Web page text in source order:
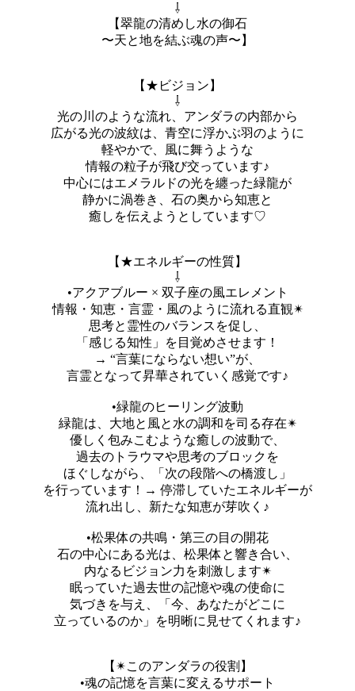
⇩
【翠龍の清めし水の御石
〜天と地を結ぶ魂の声〜】
【★ビジョン】
⇩
光の川のような流れ、アンダラの内部から
広がる光の波紋は、青空に浮かぶ羽のように
軽やかで、風に舞うような
情報の粒子が飛び交っています♪
中心にはエメラルドの光を纏った緑龍が
静かに渦巻き、石の奥から知恵と
癒しを伝えようとしています♡
【★エネルギーの性質】
⇩
•アクアブルー × 双子座の風エレメント
情報・知恵・言霊・風のように流れる直観✴︎
思考と霊性のバランスを促し、
「感じる知性」を目覚めさせます！
→ “言葉にならない想い”が、
言霊となって昇華されていく感覚です♪
•緑龍のヒーリング波動
緑龍は、大地と風と水の調和を司る存在✴︎
優しく包みこむような癒しの波動で、
過去のトラウマや思考のブロックを
ほぐしながら、「次の段階への橋渡し」
を行っています！→ 停滞していたエネルギーが
流れ出し、新たな知恵が芽吹く♪
•松果体の共鳴・第三の目の開花
石の中心にある光は、松果体と響き合い、
内なるビジョン力を刺激します✴︎
眠っていた過去世の記憶や魂の使命に
気づきを与え、「今、あなたがどこに
立っているのか」を明晰に見せてくれます♪
【✴︎このアンダラの役割】
•魂の記憶を言葉に変えるサポート